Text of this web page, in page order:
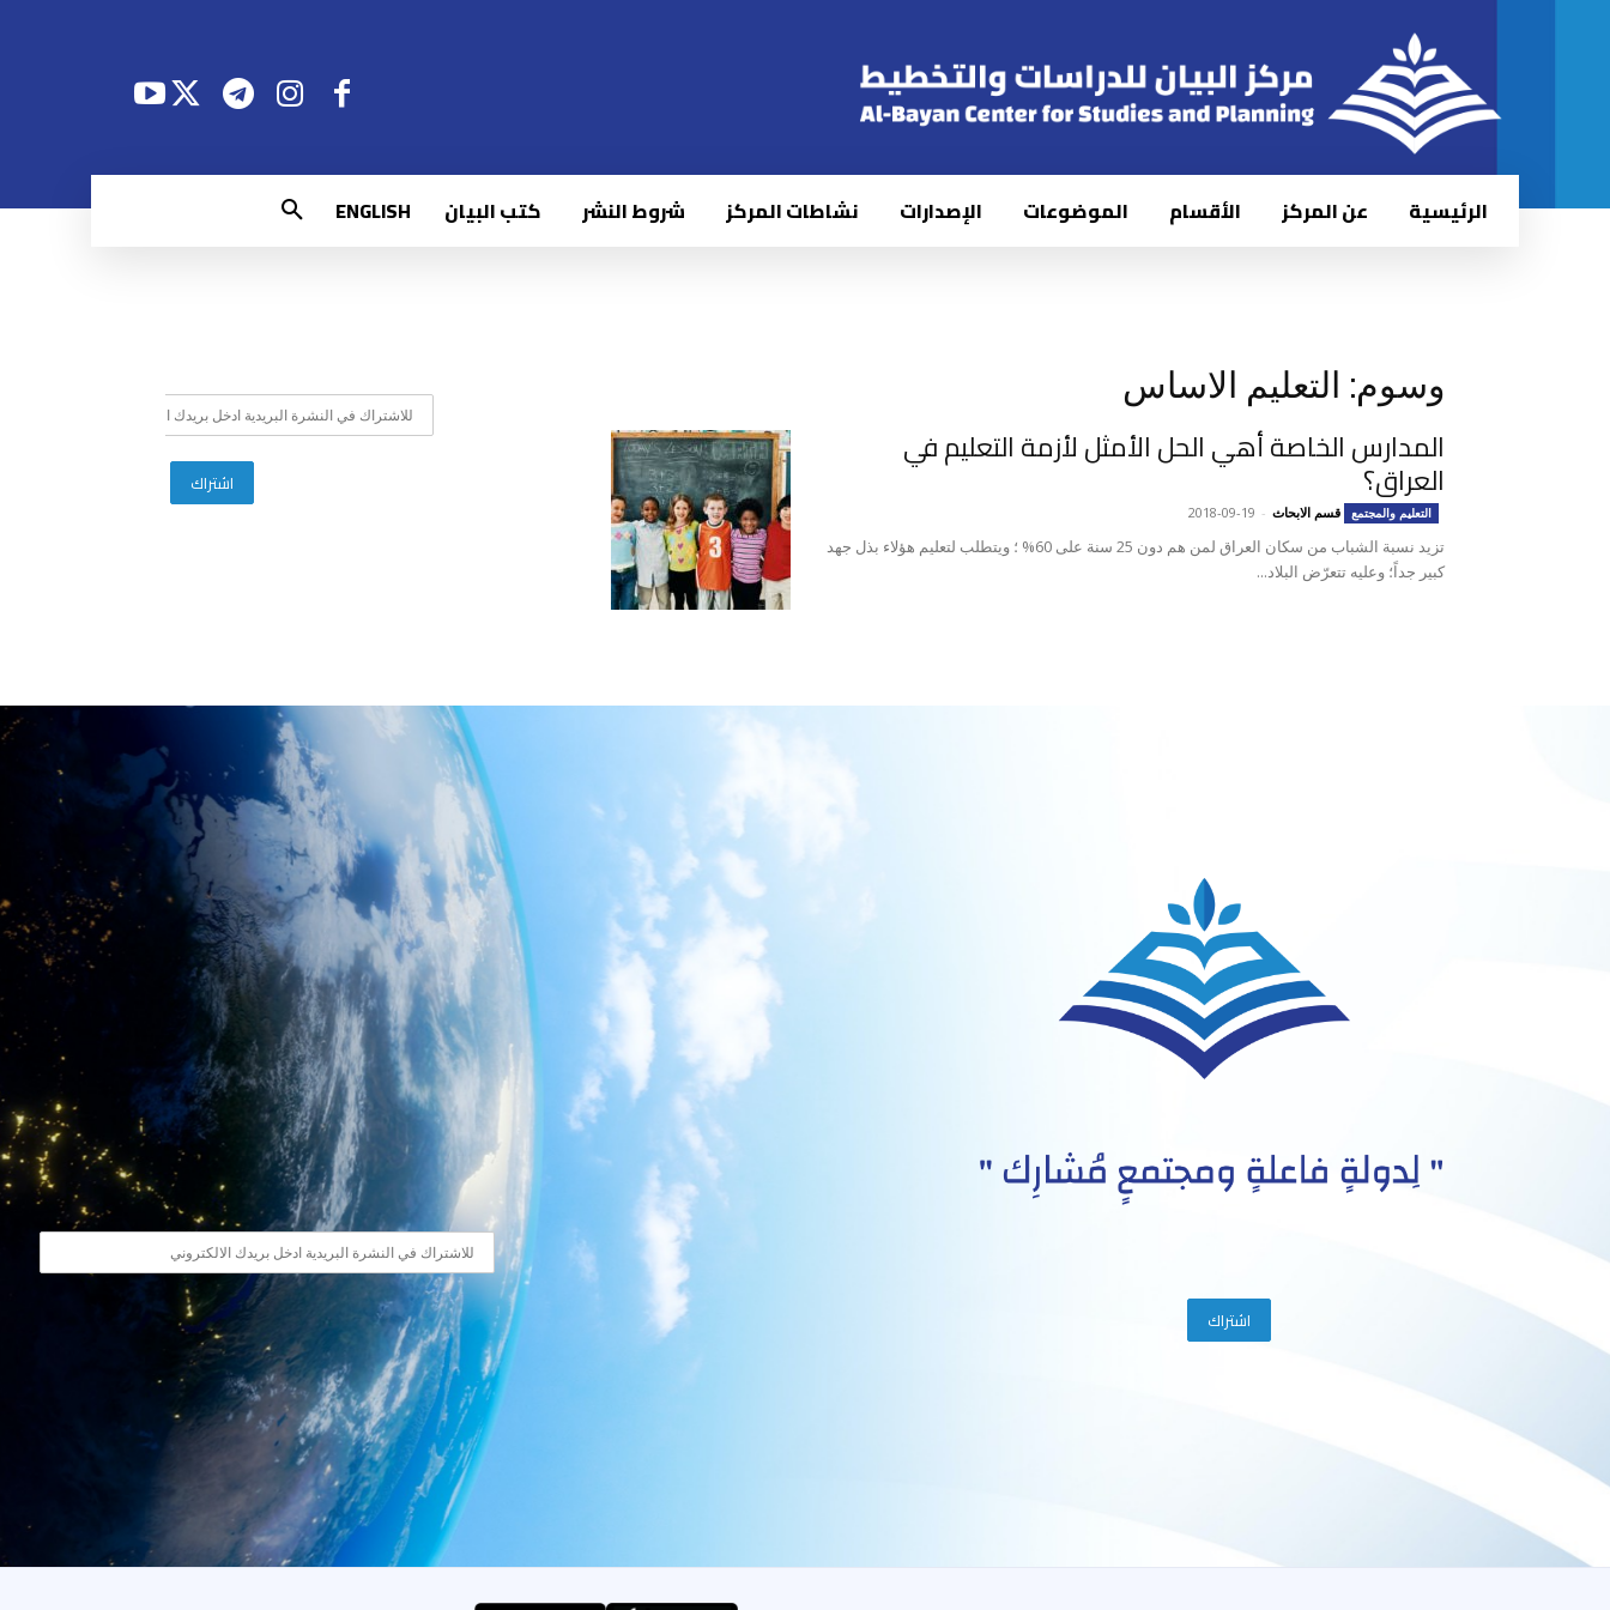
الرئيسية عن المركز الأقسام الموضوعات الإصدارات نشاطات المركز شروط النشر كتب البيان ENGLISH
وسوم: التعليم الاساس
المدارس الخاصة أهي الحل الأمثل لأزمة التعليم في
العراق؟
التعليم والمجتمع قسم الابحاث -
2018-09-19
تزيد نسبة الشباب من سكان العراق لمن هم دون 25 سنة على 60% ؛ ويتطلب لتعليم هؤلاء بذل جهد
كبير جداً؛ وعليه تتعرّض البلاد...